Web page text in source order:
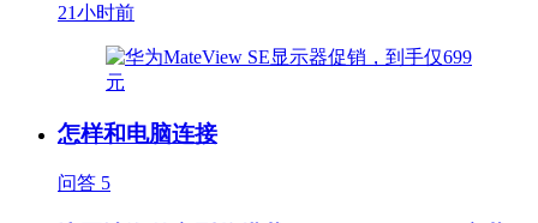
21小时前
怎样和电脑连接
问答 5